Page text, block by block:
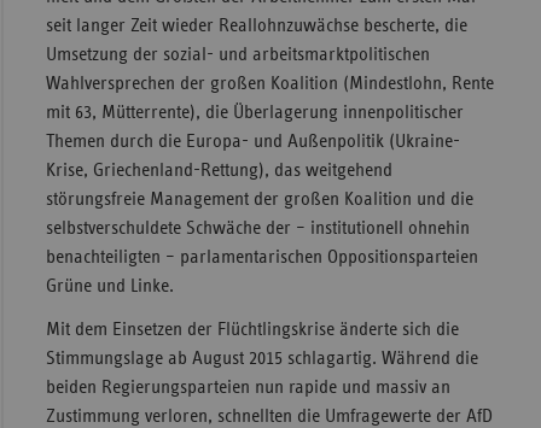
seit langer Zeit wieder Reallohnzuwächse bescherte, die
Umsetzung der sozial- und arbeitsmarktpolitischen
Wahlversprechen der großen Koalition (Mindestlohn, Rente
mit 63, Mütterrente), die Überlagerung innenpolitischer
Themen durch die Europa- und Außenpolitik (Ukraine-
Krise, Griechenland-Rettung), das weitgehend
störungsfreie Management der großen Koalition und die
selbstverschuldete Schwäche der – institutionell ohnehin
benachteiligten – parlamentarischen Oppositionsparteien
Grüne und Linke.
Mit dem Einsetzen der Flüchtlingskrise änderte sich die
Stimmungslage ab August 2015 schlagartig. Während die
beiden Regierungsparteien nun rapide und massiv an
Zustimmung verloren, schnellten die Umfragewerte der AfD